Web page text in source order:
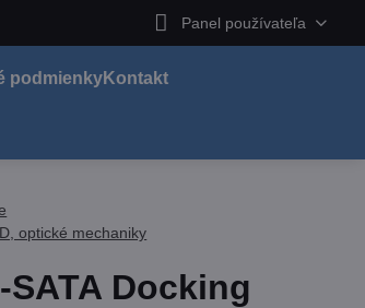
Panel používateľa
podmienkyKontakt
optické mechaniky
SATA Docking